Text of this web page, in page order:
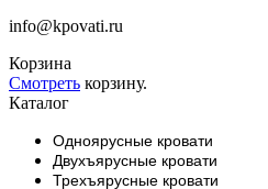
info@kpovati.ru
Корзина
Смотреть корзину.
Каталог
Одноярусные кровати
Двухъярусные кровати
Трехъярусные кровати